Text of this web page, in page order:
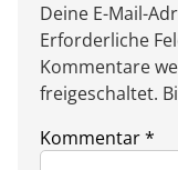
Deine E-Mail-
Erforderliche
Kommentare
freigeschaltet.
Kommentar*